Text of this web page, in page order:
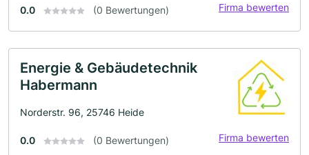
0.0 (0 Bewertungen) Firma bewerten
Energie & Gebäudetechnik
Habermann
Norderstr. 96, 25746 Heide
0.0 (0 Bewertungen) Firma bewerten